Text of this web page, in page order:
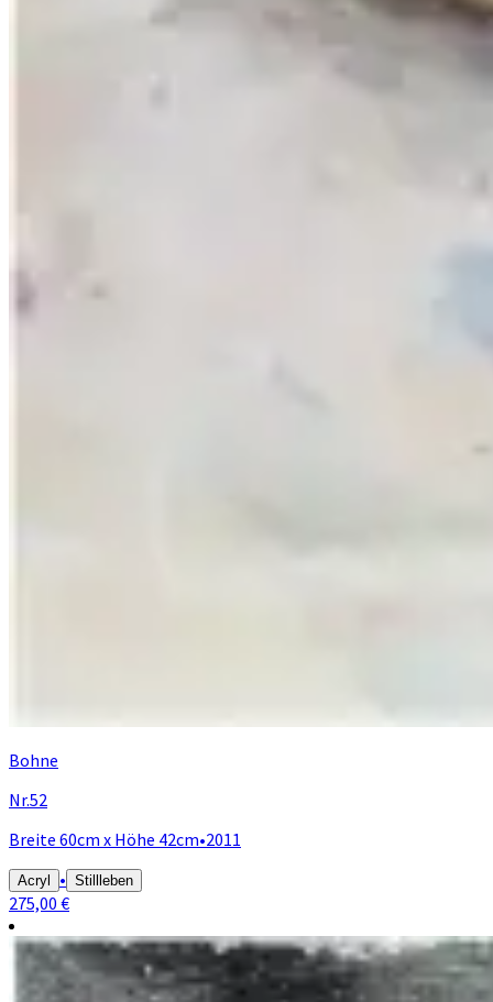
Bohne
Nr.52
Breite 60cm x Höhe 42cm•2011
Acryl • Stillleben
275,00 €